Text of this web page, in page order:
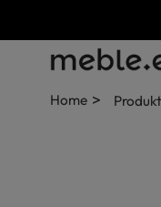
Home >